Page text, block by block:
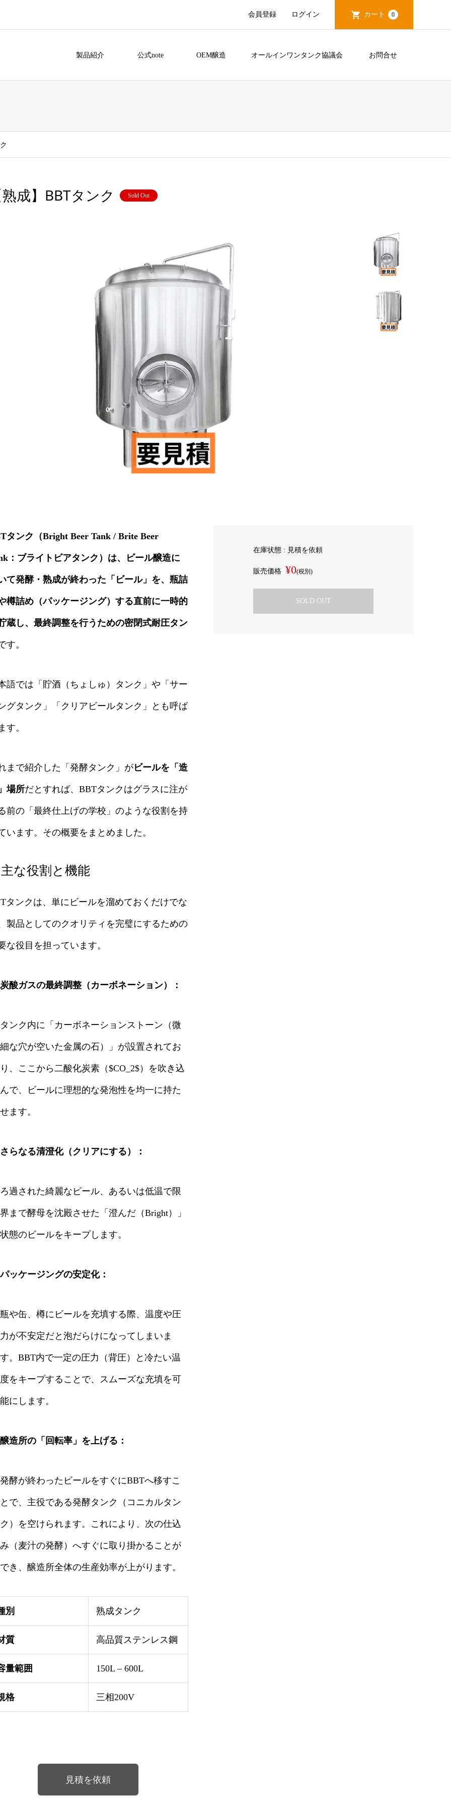
会員登録 ログイン カート 0
製品紹介 公式note OEM醸造 オールインワンタンク協議会 お問合せ
成】BBTタンク Sold Out
タンク（Bright Beer Tank / Brite Beer
：ブライトビアタンク）は、ビール醸造に
て発酵・熟成が終わった「ビール」を、瓶詰
樽詰め（パッケージング）する直前に一時的
蔵し、最終調整を行うための密閉式耐圧タン
す。
語では「貯酒（ちょしゅ）タンク」や「サー
グタンク」「クリアビールタンク」とも呼ば
す。
まで紹介した「発酵タンク」がビールを「造
場所だとすれば、BBTタンクはグラスに注が
前の「最終仕上げの学校」のような役割を持
います。その概要をまとめました。
な役割と機能
タンクは、単にビールを溜めておくだけでな
製品としてのクオリティを完璧にするための
な役目を担っています。
炭酸ガスの最終調整（カーボネーション）：
タンク内に「カーボネーションストーン（微
細な穴が空いた金属の石）」が設置されてお
り、ここから二酸化炭素（$CO_2$）を吹き込
んで、ビールに理想的な発泡性を均一に持た
せます。
さらなる清澄化（クリアにする）：
ろ過された綺麗なビール、あるいは低温で限
界まで酵母を沈殿させた「澄んだ（Bright）」
状態のビールをキープします。
パッケージングの安定化：
瓶や缶、樽にビールを充填する際、温度や圧
力が不安定だと泡だらけになってしまいま
す。BBT内で一定の圧力（背圧）と冷たい温
度をキープすることで、スムーズな充填を可
能にします。
醸造所の「回転率」を上げる：
発酵が終わったビールをすぐにBBTへ移すこ
とで、主役である発酵タンク（コニカルタン
ク）を空けられます。これにより、次の仕込
み（麦汁の発酵）へすぐに取り掛かることが
でき、醸造所全体の生産効率が上がります。
別 熟成タンク
質 高品質ステンレス鋼
量範囲 150L – 600L
格 三相200V
見積を依頼
在庫状態 : 見積を依頼
販売価格 ¥0(税別)
SOLD OUT